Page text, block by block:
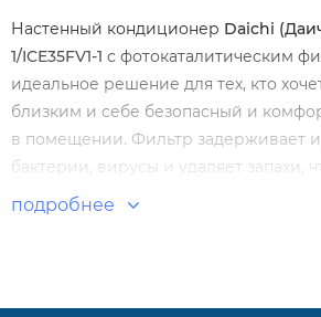
Настенный кондиционер Daichi
1/ICE35FV1-1 с фотокаталитическим
идеальное решение для тех, кто
близким и себе безопасный и
в помещении. Фильтр задерживает
бактерии, вирусы и удаляет запахи,
избавиться от аллергенов и других
воздуху в помещении.
подробнее